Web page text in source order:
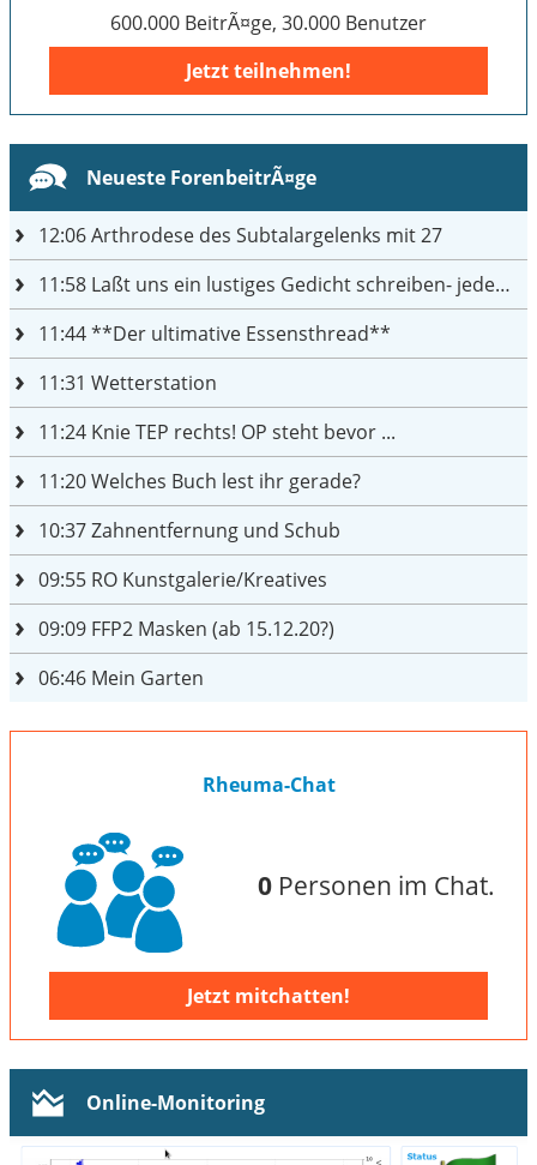
600.000 BeitrÃ¤ge, 30.000 Benutzer
Jetzt teilnehmen!
Neueste ForenbeitrÃ¤ge
12:06Arthrodese des Subtalargelenks mit 27
11:58 Laßt uns ein lustiges Gedicht schreiben- jeder einen Satz
11:44**Der ultimative Essensthread**
11:31 Wetterstation
11:24 Knie TEP rechts! OP steht bevor ...
11:20Welches Buch lest ihr gerade?
10:37Zahnentfernung und Schub
09:55 RO Kunstgalerie/Kreatives
09:09 FFP2 Masken (ab 15.12.20?)
06:46 Mein Garten
Rheuma-Chat
0Personen im Chat.
Jetzt mitchatten!
Online-Monitoring